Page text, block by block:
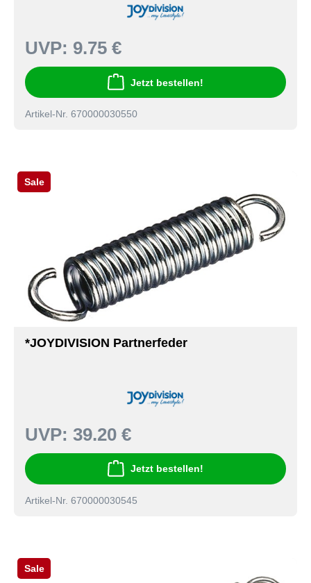
UVP: 9.75 €
Jetzt bestellen!
Artikel-Nr. 670000030550
Sale
*JOYDIVISION Partnerfeder
UVP: 39.20 €
Jetzt bestellen!
Artikel-Nr. 670000030545
Sale